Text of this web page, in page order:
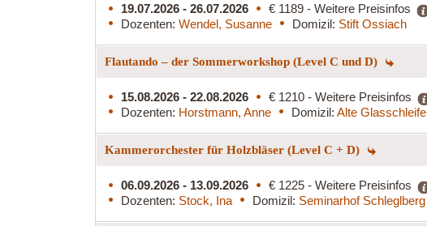
19.07.2026 - 26.07.2026
€ 1189 - Weitere Preisinfos
Dozenten: Wendel, Susanne Domizil: Stift Ossiach
Flautando – der Sommerworkshop (Level C und D)
15.08.2026 - 22.08.2026
€ 1210 - Weitere Preisinfos
Dozenten: Horstmann, Anne Domizil: Alte Glasschleife
Kammerorchester für Holzbläser (Level C + D)
06.09.2026 - 13.09.2026
€ 1225 - Weitere Preisinfos
Dozenten: Stock, Ina Domizil: Seminarhof Schleglberg